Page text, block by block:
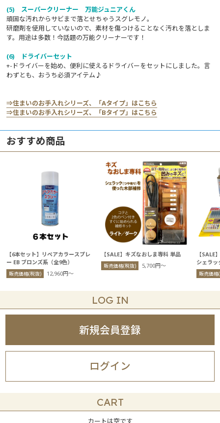
(5) スーパークリーナー 万能ジュニアくん
頑固な汚れからサビまで落とせちゃうスグレモノ。
研磨剤を使用していないので、素材を傷つけることなく汚れを落としま
す。用途は多数！今話題の万能クリーナーです！
(6) ドライバーセット
+-ドライバーを始め、便利に使えるドライバーをセットにしました。言
わずとも、おうち必須アイテム♪
⇒住まいのお手入れシリーズ、「Aタイプ」はこちら
⇒住まいのお手入れシリーズ、「Bタイプ」はこちら
おすすめ商品
【6本セット】リペアカラースプレ
ー EB ブロンズ系（全9色）
販売価格(税抜) 12,960円〜
【SALE】キズなおしま専科 単品
販売価格(税抜) 5,700円〜
【SALE
シェラッ
販売価格
LOG IN
ログイン
新規会員登録
CART
カートは空です